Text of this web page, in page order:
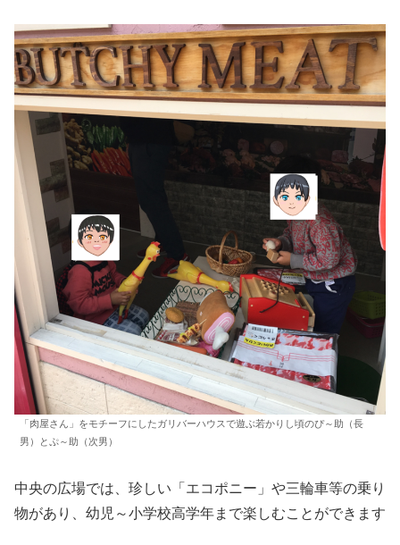
「肉屋さん」をモチーフにしたガリバーハウスで遊ぶ若かりし頃のぴ～助（長
男）とぷ～助（次男）
中央の広場では、珍しい「エコポニー」や三輪車等の乗り
物があり、幼児～小学校高学年まで楽しむことができます